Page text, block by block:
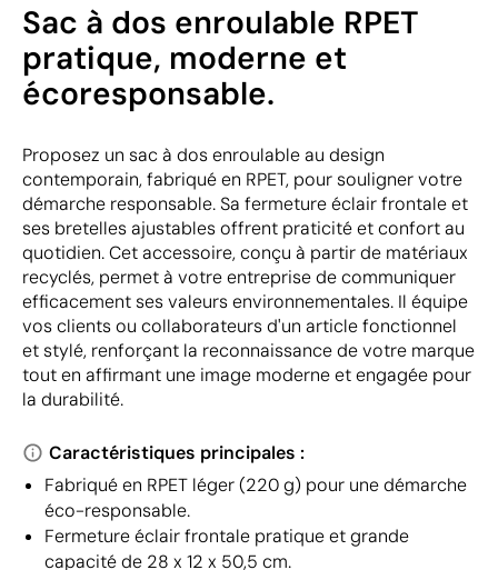
Sac à dos enroulable RPET
pratique, moderne et
écoresponsable.
Proposez un sac à dos enroulable au design
contemporain, fabriqué en RPET, pour souligner votre
démarche responsable. Sa fermeture éclair frontale et
ses bretelles ajustables offrent praticité et confort au
quotidien. Cet accessoire, conçu à partir de matériaux
recyclés, permet à votre entreprise de communiquer
efficacement ses valeurs environnementales. Il équipe
vos clients ou collaborateurs d'un article fonctionnel
et stylé, renforçant la reconnaissance de votre marque
tout en affirmant une image moderne et engagée pour
la durabilité.
Caractéristiques principales :
Fabriqué en RPET léger (220 g) pour une démarche
éco-responsable.
Fermeture éclair frontale pratique et grande
capacité de 28 x 12 x 50,5 cm.